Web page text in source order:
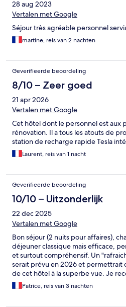
28 aug 2023
Vertalen met Google
Séjour très agréable personnel
martine, reis van 2 nachten
Geverifieerde beoordeling
8/10 – Zeer goed
21 apr 2026
Vertalen met Google
Cet hôtel dont le personnel est aux
rénovation. Il a tous les atouts de
station de recharge rapide Tesla
Laurent, reis van 1 nacht
Geverifieerde beoordeling
10/10 – Uitzonderlijk
22 dec 2025
Vertalen met Google
Bon séjour (2 nuits pour affaires),
déjeuner classique mais efficace,
et surtout compréhensif. Un
serait prévu en 2026 et permettrait
de cet hôtel à la superbe vue. Je
Patrice, reis van 3 nachten